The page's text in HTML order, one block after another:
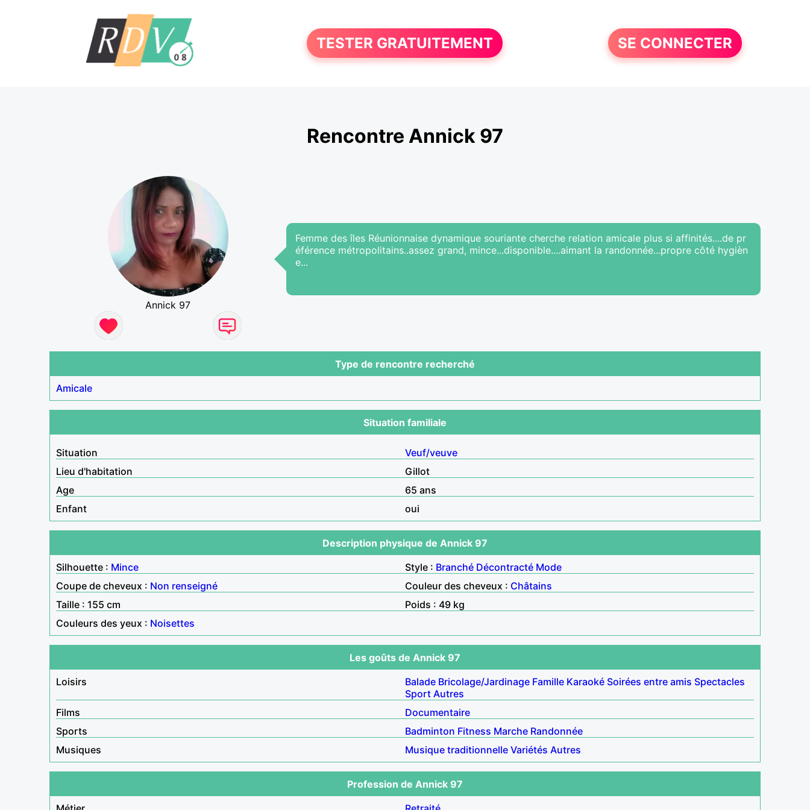
TESTER GRATUITEMENT SE CONNECTER
Rencontre Annick 97
Annick 97
Femme des îles Réunionnaise dynamique souriante cherche relation amicale plus si affinités....de pr
éférence métropolitains..assez grand, mince...disponible....aimant la randonnée...propre côté hygièn
e...
Type de rencontre recherché
Amicale
Situation familiale
Situation
Veuf/veuve
Lieu d'habitation
Gillot
Age
65 ans
Enfant
oui
Description physique de Annick 97
Silhouette : Mince Style : Branché Décontracté Mode
Coupe de cheveux : Non renseigné Couleur des cheveux : Châtains
Taille : 155 cm
Poids : 49 kg
Couleurs des yeux : Noisettes
Les goûts de Annick 97
Loisirs
Balade Bricolage/Jardinage Famille Karaoké Soirées entre amis Spectacles
Sport Autres
Films
Documentaire
Sports
Badminton Fitness Marche Randonnée
Musiques
Musique traditionnelle Variétés Autres
Profession de Annick 97